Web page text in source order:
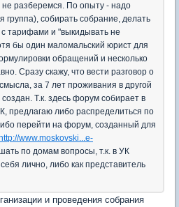
разберемся. По опыту - надо
группа), собирать собрание, делать
тарифами и "выкидывать не
бы один маломальский юрист для
обращений и несколько
Сразу скажу, что вести разговор о
за 7 лет проживания в другой
Т.к. здесь форум собирает в
предлагаю либо распределиться по
перейти на форум, созданный для
http://www.moskovski...e-
по домам вопросы, т.к. в УК
лично, либо как представитель
и проведения собрания